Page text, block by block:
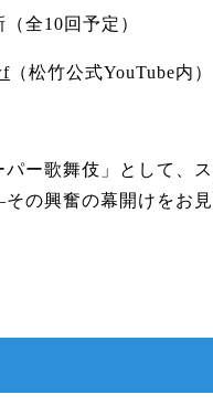
全10回予定）
（松竹公式YouTube内）
ー歌舞伎」として、
の興奮の幕開けをお見